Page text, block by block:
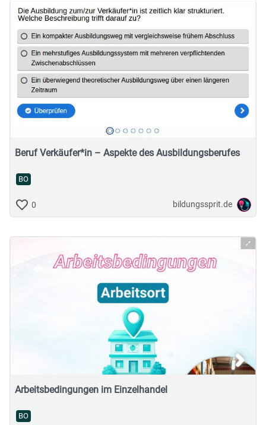
Beruf Verkäufer*in – Aspekte des Ausbildungsberufes
BO
0 bildungssprit.de
Arbeitsbedingungen im Einzelhandel
BO